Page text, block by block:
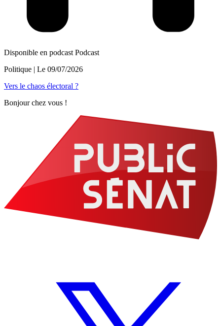
Disponible en podcast Podcast
Politique | Le 09/07/2026
Vers le chaos électoral ?
Bonjour chez vous !